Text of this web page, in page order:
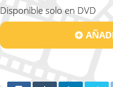
Disponible solo en DVD